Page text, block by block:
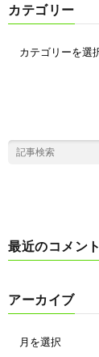
カテゴリー
最近のコメント
アーカイブ